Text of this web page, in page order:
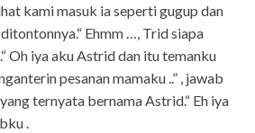
kami masuk ia seperti gugup dan
Ehmm …, Trid siapa
Oh iya aku Astrid dan itu temanku
pesanan mamaku ..” , jawab
ternyata bernama Astrid.“ Eh iya
.